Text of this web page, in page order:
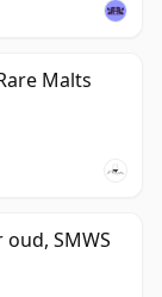
Malts
oud, SMWS